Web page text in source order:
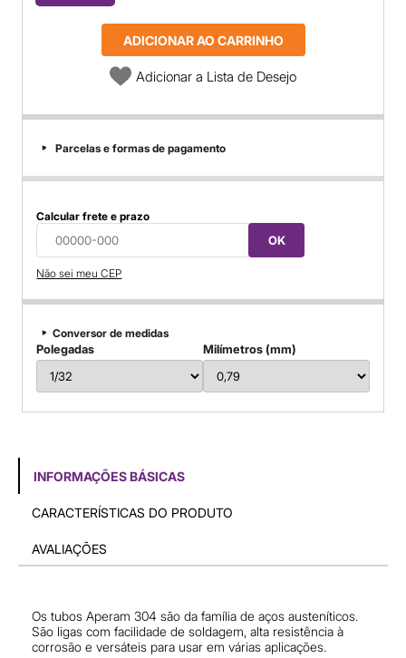
ADICIONAR AO CARRINHO
Adicionar a Lista de Desejo
Parcelas e formas de pagamento
Calcular frete e prazo
OK
Não sei meu CEP
Conversor de medidas
Polegadas Milímetros (mm)
INFORMAÇÕES BÁSICAS
CARACTERÍSTICAS DO PRODUTO
AVALIAÇÕES
Os tubos Aperam 304 são da família de aços austeníticos.
São ligas com facilidade de soldagem, alta resistência à
corrosão e versáteis para usar em várias aplicações.